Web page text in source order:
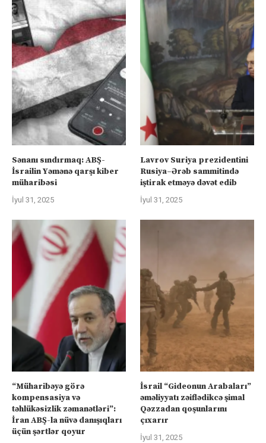
Sənanı sındırmaq: ABŞ-
İsrailin Yəmənə qarşı kiber
müharibəsi
İyul 31, 2025
Lavrov Suriya prezidentini
Rusiya–Ərəb sammitində
iştirak etməyə dəvət edib
İyul 31, 2025
“Müharibəyə görə
kompensasiya və
təhlükəsizlik zəmanətləri”:
İran ABŞ-la nüvə danışıqları
üçün şərtlər qoyur
İsrail “Gideonun Arabaları”
əməliyyatı zəiflədikcə şimal
Qəzzadan qoşunlarını
çıxarır
İyul 31, 2025